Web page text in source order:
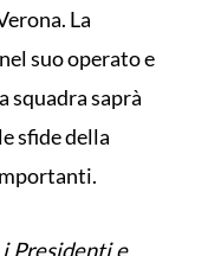
La
suo operato e
squadra saprà
sfide della
Presidenti e